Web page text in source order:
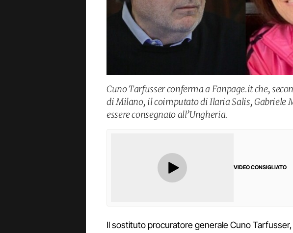
Cuno Tarfusser conferma a Fanpage.it che,
di Milano, il coimputato di Ilaria Salis, Gabriele
essere consegnato all’Ungheria.
VIDEO CONSIGLIATO
Il sostituto procuratore generale Cuno